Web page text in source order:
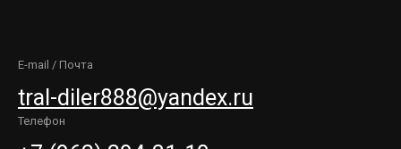
E-mail / Почта
tral-diler888@yandex.ru
Телефон